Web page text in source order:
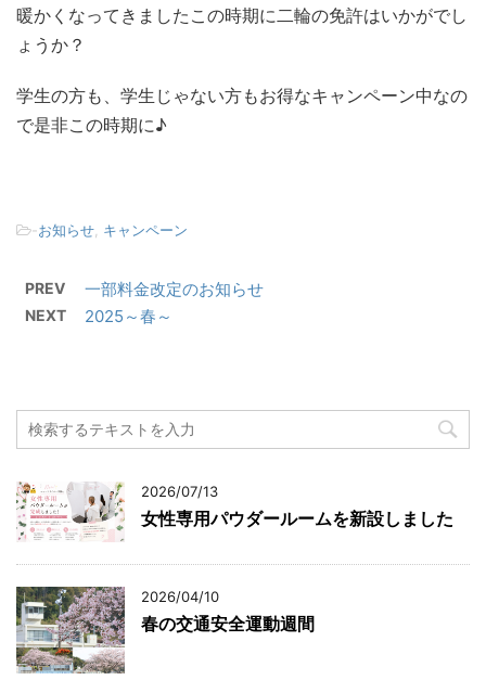
暖かくなってきましたこの時期に二輪の免許はいかがでし
ょうか？
学生の方も、学生じゃない方もお得なキャンペーン中なの
で是非この時期に♪
-お知らせ キャンペーン
PREV 一部料金改定のお知らせ
NEXT 2025～春～
2026/07/13
女性専用パウダールームを新設しました
2026/04/10
春の交通安全運動週間